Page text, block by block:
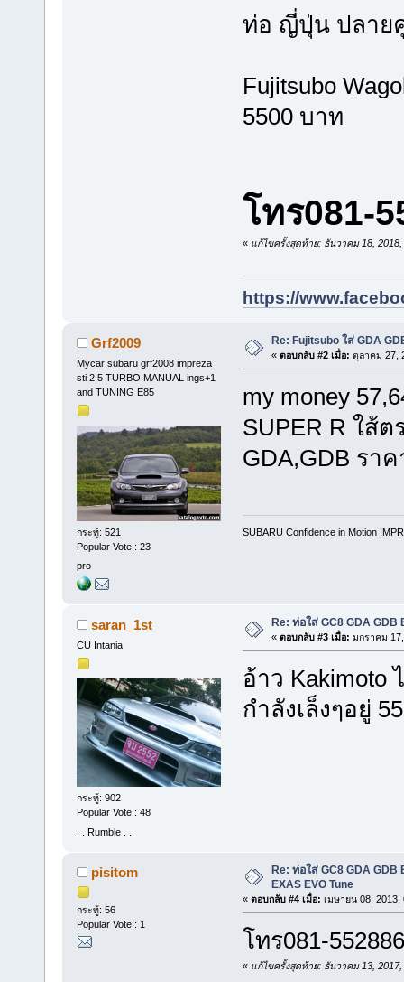
ท่อ ญี่ปุ่น ปลายคู่
Fujitsubo
5500 บาท
โทร081-
« แก้ไขครั้งสุดท้าย: ธันวาคม 18,
https://
Grf2009
Mycar subaru grf2008 impreza
sti 2.5 TURBO MANUAL ings+1
and TUNING E85
กระทู้: 521
Popular Vote : 23
pro
Re: Fujitsubo ใส่ GDA
« ตอบกลับ #2 เมื่อ: ตุลาคม 27,
my money
SUPER R ใส้ต
GDA,GDB รา
SUBARU Confidence in Motion
saran_1st
CU Intania
กระทู้: 902
Popular Vote : 48
. . Rumble . .
Re: ท่อใส่ GC8 GDA GDB
« ตอบกลับ #3 เมื่อ: มกราคม
อ้าว Kakimoto
กำลังเล็งๆอยู่
pisitom
กระทู้: 56
Popular Vote : 1
Re: ท่อใส่ GC8 GDA GDB
EXAS EVO Tune
« ตอบกลับ #4 เมื่อ: เมษายน 08, 2013,
โทร081-
« แก้ไขครั้งสุดท้าย: ธันวาคม 13,